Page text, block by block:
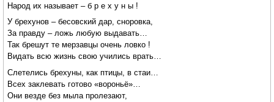
Народ их называет – б р е х у н ы !
У брехунов – бесовский дар, сноровка,
За правду – ложь любую выдавать…
Так брешут те мерзавцы очень ловко !
Видать всю жизнь свою учились врать…
Слетелись брехуны, как птицы, в стаи…
Всех заклевать готово «вороньё»…
Они везде без мыла пролезают,